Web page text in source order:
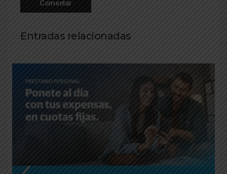
Entradas relacionadas